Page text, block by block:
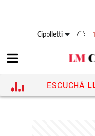
Cipolletti
ESCUCHÁ